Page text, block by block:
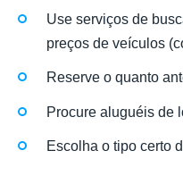
Use serviços de
preços de veículos
Reserve o quanto
Procure aluguéis de
Escolha o tipo certo